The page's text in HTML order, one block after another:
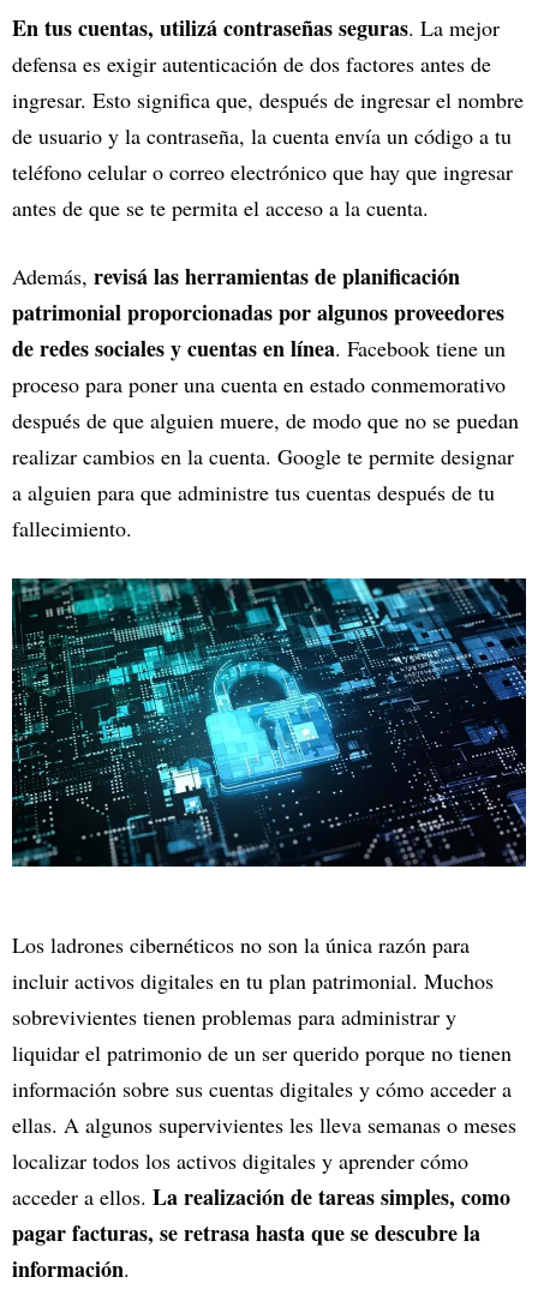
En tus cuentas, utilizá contraseñas seguras. La mejor
defensa es exigir autenticación de dos factores antes de
ingresar. Esto significa que, después de ingresar el nombre
de usuario y la contraseña, la cuenta envía un código a tu
teléfono celular o correo electrónico que hay que ingresar
antes de que se te permita el acceso a la cuenta.
Además, revisá las herramientas de planificación
patrimonial proporcionadas por algunos proveedores
de redes sociales y cuentas en línea. Facebook tiene un
proceso para poner una cuenta en estado conmemorativo
después de que alguien muere, de modo que no se puedan
realizar cambios en la cuenta. Google te permite designar
a alguien para que administre tus cuentas después de tu
fallecimiento.
Los ladrones cibernéticos no son la única razón para
incluir activos digitales en tu plan patrimonial. Muchos
sobrevivientes tienen problemas para administrar y
liquidar el patrimonio de un ser querido porque no tienen
información sobre sus cuentas digitales y cómo acceder a
ellas. A algunos supervivientes les lleva semanas o meses
localizar todos los activos digitales y aprender cómo
acceder a ellos. La realización de tareas simples, como
pagar facturas, se retrasa hasta que se descubre la
información.